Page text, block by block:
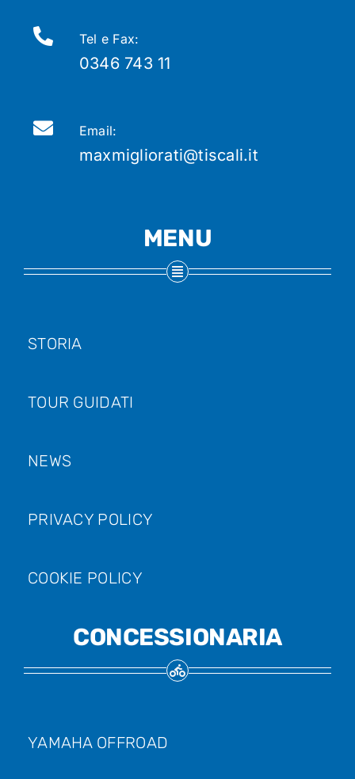
Tel e Fax:
0346 743 11
Email:
maxmigliorati@tiscali.it
MENU
STORIA
TOUR GUIDATI
NEWS
PRIVACY POLICY
COOKIE POLICY
CONCESSIONARIA
YAMAHA OFFROAD